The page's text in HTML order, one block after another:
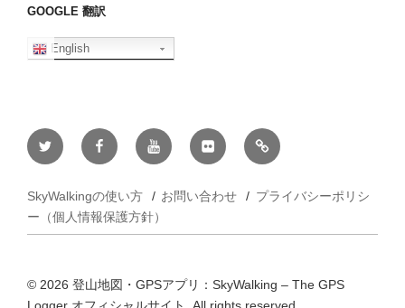
GOOGLE 翻訳
English
Twitter FacebookYoutube flickr
ヤ
マ
レ
SkyWalkingの使い方 お問い合わせ
プライバシーポリシ
ー（個人情報保護方針）
© 2026 登山地図・GPSアプリ：SkyWalking – The GPS
Logger オフィシャルサイト, All rights reserved.